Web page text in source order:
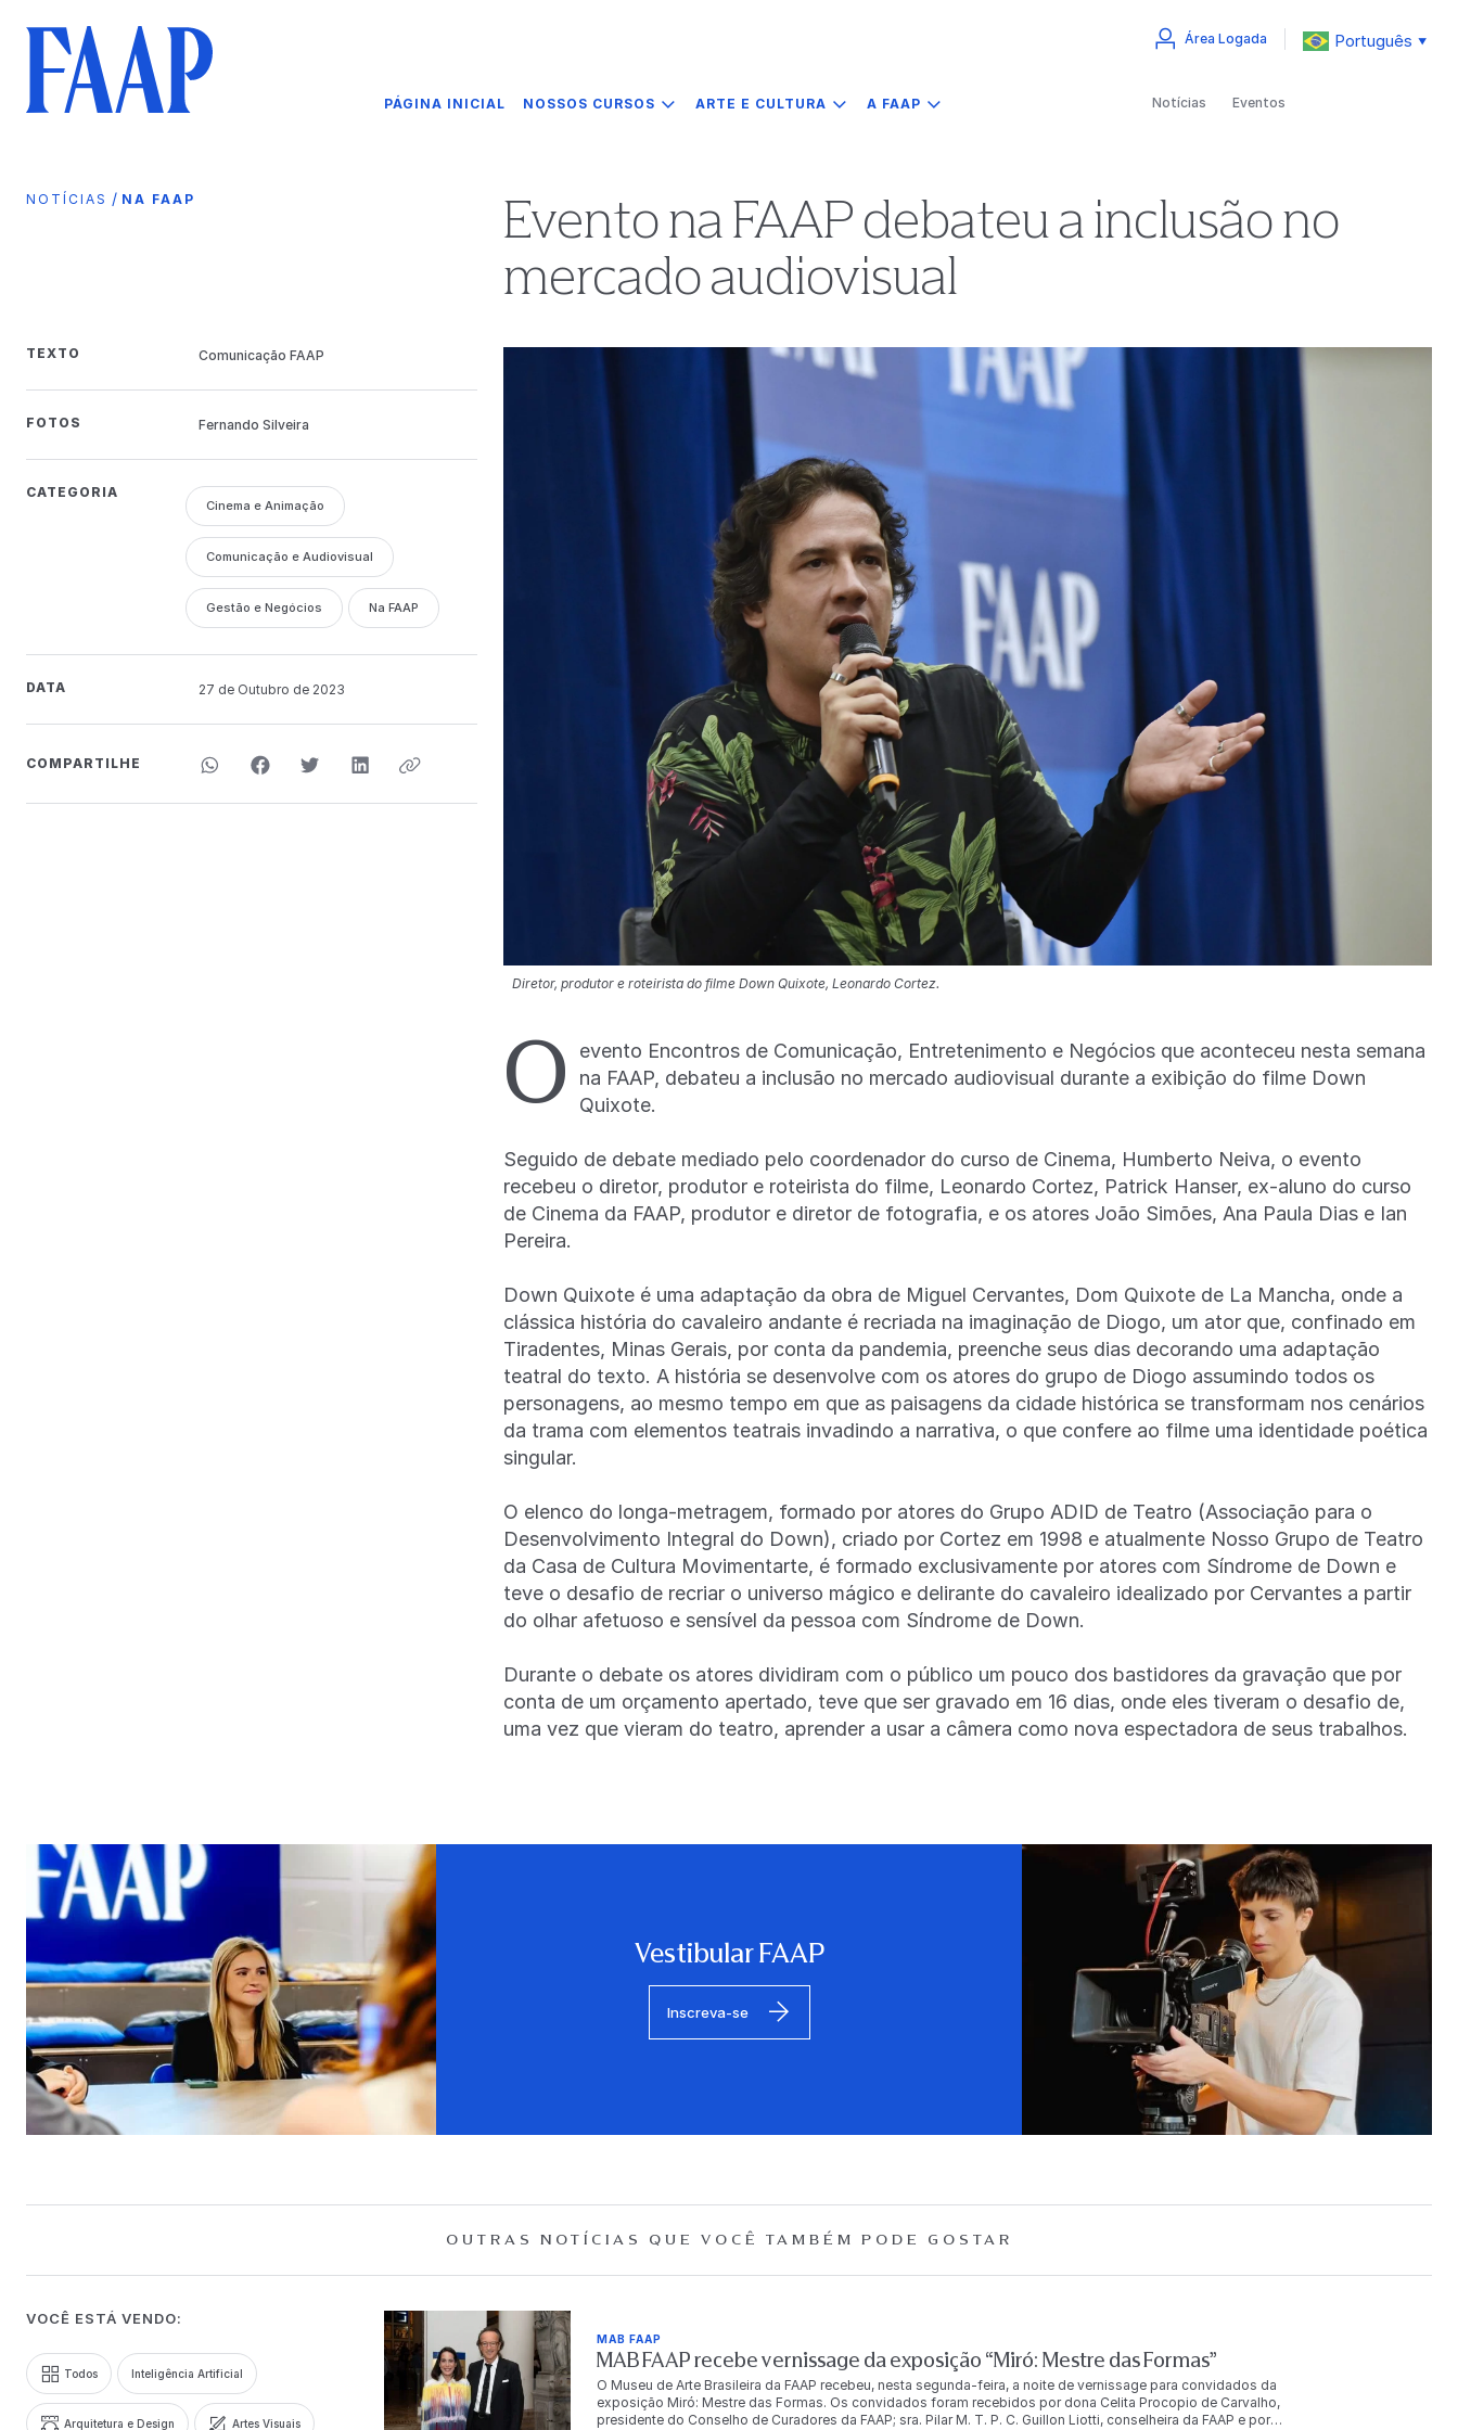
PÁGINA INICIAL NOSSOS CURSOS ARTE E CULTURA A FAAP
Área Logada Português ▼
Notícias Eventos
NOTÍCIAS / NA FAAP
Evento na FAAP debateu a inclusão no
mercado audiovisual
TEXTO Comunicação FAAP
FOTOS Fernando Silveira
CATEGORIA
Cinema e Animação
Comunicação e Audiovisual
Gestão e Negócios Na FAAP
DATA 27 de Outubro de 2023
COMPARTILHE
Diretor, produtor e roteirista do filme Down Quixote, Leonardo Cortez.
O
evento Encontros de Comunicação, Entretenimento e Negócios que aconteceu nesta semana
na FAAP, debateu a inclusão no mercado audiovisual durante a exibição do filme Down
Quixote.
Seguido de debate mediado pelo coordenador do curso de Cinema, Humberto Neiva, o evento
recebeu o diretor, produtor e roteirista do filme, Leonardo Cortez, Patrick Hanser, ex-aluno do curso
de Cinema da FAAP, produtor e diretor de fotografia, e os atores João Simões, Ana Paula Dias e Ian
Pereira.
Down Quixote é uma adaptação da obra de Miguel Cervantes, Dom Quixote de La Mancha, onde a
clássica história do cavaleiro andante é recriada na imaginação de Diogo, um ator que, confinado em
Tiradentes, Minas Gerais, por conta da pandemia, preenche seus dias decorando uma adaptação
teatral do texto. A história se desenvolve com os atores do grupo de Diogo assumindo todos os
personagens, ao mesmo tempo em que as paisagens da cidade histórica se transformam nos cenários
da trama com elementos teatrais invadindo a narrativa, o que confere ao filme uma identidade poética
singular.
O elenco do longa-metragem, formado por atores do Grupo ADID de Teatro (Associação para o
Desenvolvimento Integral do Down), criado por Cortez em 1998 e atualmente Nosso Grupo de Teatro
da Casa de Cultura Movimentarte, é formado exclusivamente por atores com Síndrome de Down e
teve o desafio de recriar o universo mágico e delirante do cavaleiro idealizado por Cervantes a partir
do olhar afetuoso e sensível da pessoa com Síndrome de Down.
Durante o debate os atores dividiram com o público um pouco dos bastidores da gravação que por
conta de um orçamento apertado, teve que ser gravado em 16 dias, onde eles tiveram o desafio de,
uma vez que vieram do teatro, aprender a usar a câmera como nova espectadora de seus trabalhos.
Vestibular FAAP
Inscreva-se
OUTRAS NOTÍCIAS QUE VOCÊ TAMBÉM PODE GOSTAR
VOCÊ ESTÁ VENDO:
Todos Inteligência Artificial
Arquitetura e Design Artes Visuais
MAB FAAP
MAB FAAP recebe vernissage da exposição “Miró: Mestre das Formas”
O Museu de Arte Brasileira da FAAP recebeu, nesta segunda-feira, a noite de vernissage para convidados da
exposição Miró: Mestre das Formas. Os convidados foram recebidos por dona Celita Procopio de Carvalho,
presidente do Conselho de Curadores da FAAP; sra. Pilar M. T. P. C. Guillon Liotti, conselheira da FAAP e por